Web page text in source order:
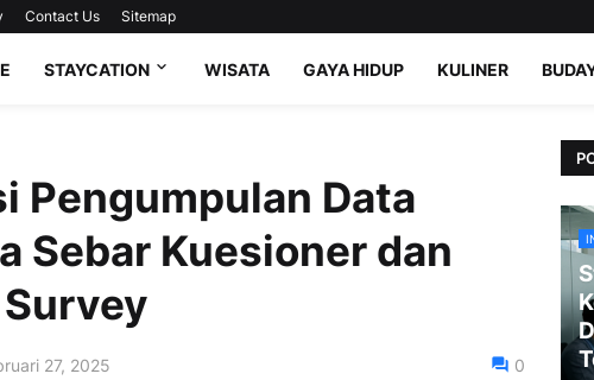
Contact Us Sitemap
STAYCATION WISATA GAYA HIDUP KULINER
Pengumpulan Data
Sebar Kuesioner dan
27, 2025 0